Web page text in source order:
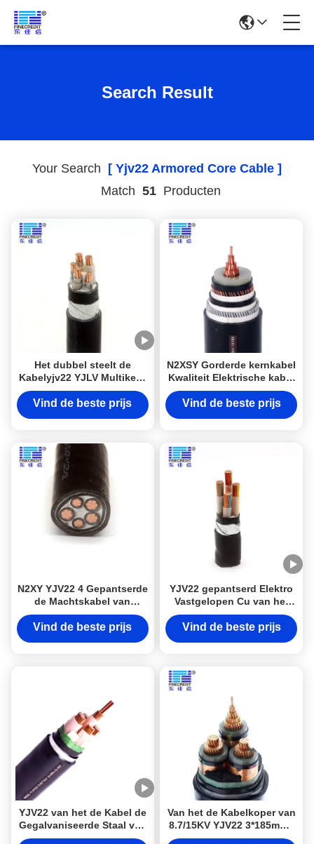
Search Result
Your Search [ Yjv22 Armored Core Cable ]
Match 51Producten
Het dubbel steelt de
Kabelyjv22 YJLV Multikern
van de Band Gepantserde
Kern
Vind de beste prijs
N2XSY Gorderde kernkabel
Kwaliteit Elektrische kabel
van Top 10 Kabelfabrikant
Vind de beste prijs
N2XY YJV22 4 Gepantserde
de Machtskabel van
Kernxlpe, Laag Voltage 10
Maat 4 Draadkabel
Vind de beste prijs
YJV22 gepantserd Elektro
Vastgelopen Cu van het
Kabel Lage Voltage
Vind de beste prijs
YJV22 van het de Kabel de
Gegalvaniseerde Staal van
de laag Voltagemacht STA
Van het de Kabelkoper van
8.7/15KV YJV22 3*185mm2
Industriële Elektro de